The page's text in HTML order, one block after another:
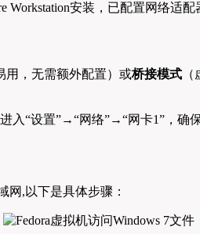
Workstation安装，已配置网络适配
用，无需额外配置）或桥接模式
入“设置”→“网络”→“网卡1”，确
网,以下是具体步骤：